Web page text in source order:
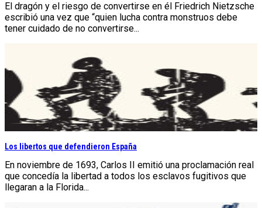
El dragón y el riesgo de convertirse en él Friedrich Nietzsche
escribió una vez que “quien lucha contra monstruos debe
tener cuidado de no convertirse...
Los libertos que defendieron España
En noviembre de 1693, Carlos II emitió una proclamación real
que concedía la libertad a todos los esclavos fugitivos que
llegaran a la Florida...